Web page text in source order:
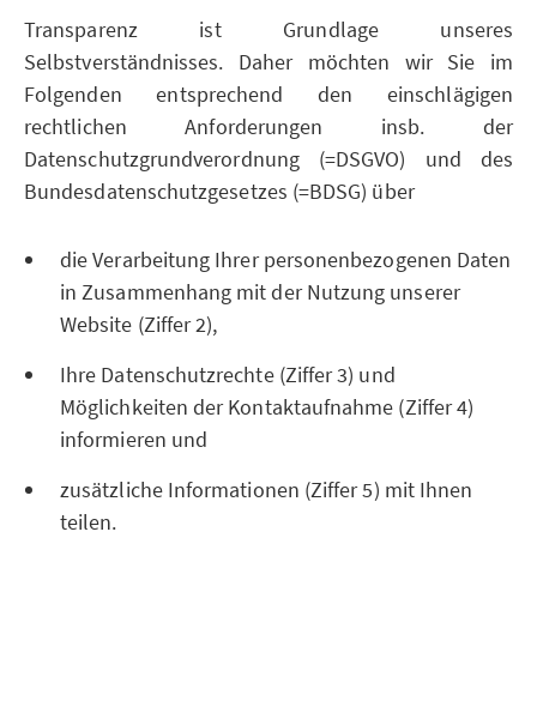
Transparenz ist Grundlage unseres
Selbstverständnisses. Daher möchten wir Sie im
Folgenden entsprechend den einschlägigen
rechtlichen Anforderungen insb. der
Datenschutzgrundverordnung (=DSGVO) und des
Bundesdatenschutzgesetzes (=BDSG) über
die Verarbeitung Ihrer personenbezogenen Daten
in Zusammenhang mit der Nutzung unserer
Website (Ziffer 2),
Ihre Datenschutzrechte (Ziffer 3) und
Möglichkeiten der Kontaktaufnahme (Ziffer 4)
informieren und
zusätzliche Informationen (Ziffer 5) mit Ihnen
teilen.